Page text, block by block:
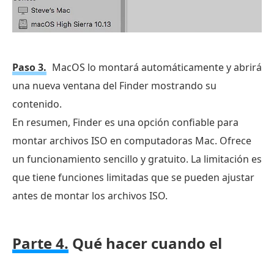
Paso 3. MacOS lo montará automáticamente y abrirá
una nueva ventana del Finder mostrando su
contenido.
En resumen, Finder es una opción confiable para
montar archivos ISO en computadoras Mac. Ofrece
un funcionamiento sencillo y gratuito. La limitación es
que tiene funciones limitadas que se pueden ajustar
antes de montar los archivos ISO.
Parte 4. Qué hacer cuando el